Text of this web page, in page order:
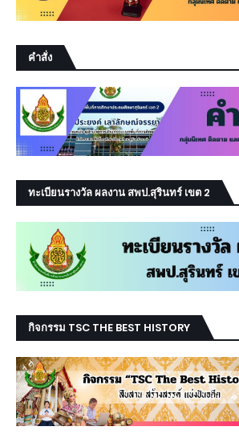
คำสั่ง
ทะเบียนรางวัล ผลงาน สพป.สุรินทร์ เขต 2
กิจกรรม TSC THE BEST HISTORY